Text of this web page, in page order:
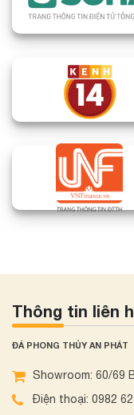
Thông tin liên
ĐÁ PHONG THỦY AN PHÁT
Showroom: 60/69
Điện thoại: 0982